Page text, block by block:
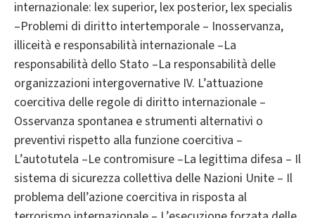
internazionale: lex superior, lex posterior, lex specialis
–Problemi di diritto intertemporale – Inosservanza,
illiceità e responsabilità internazionale –La
responsabilità dello Stato –La responsabilità delle
organizzazioni intergovernative IV. L’attuazione
coercitiva delle regole di diritto internazionale –
Osservanza spontanea e strumenti alternativi o
preventivi rispetto alla funzione coercitiva –
L’autotutela –Le contromisure –La legittima difesa – Il
sistema di sicurezza collettiva delle Nazioni Unite – Il
problema dell’azione coercitiva in risposta al